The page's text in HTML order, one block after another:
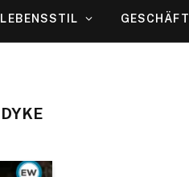
LEBENSSTIL GESCHÄFT